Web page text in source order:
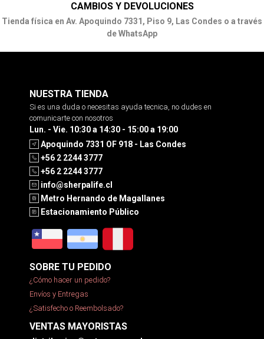
CAMBIOS Y DEVOLUCIONES
Tienda física en Av. Apoquindo 7331, Piso 9, Las Condes o a través
de WhatsApp
NUESTRA TIENDA
Si es una duda o necesitas ayuda tecnica, no dudes en
comunicarte con nosotros
Lun. - Vie. 10:30 a 14:30 - 15:00 a 19:00
Apoquindo 7331 OF 918 - Las Condes
+56 2 2244 3777
+56 2 2244 3777
info@sherpalife.cl
Metro Hernando de Magallanes
Estacionamiento Público
SOBRE TU PEDIDO
¿Cómo hacer un pedido?
Envíos y Entregas
¿Satisfecho o Reembolsado?
VENTAS MAYORISTAS